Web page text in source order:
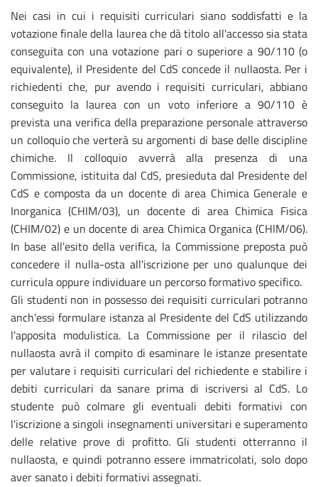
Nei casi in cui i requisiti curriculari siano soddisfatti e la
votazione finale della laurea che dà titolo all'accesso sia stata
conseguita con una votazione pari o superiore a 90/110 (o
equivalente), il Presidente del CdS concede il nullaosta. Per i
richiedenti che, pur avendo i requisiti curriculari, abbiano
conseguito la laurea con un voto inferiore a 90/110 è
prevista una verifica della preparazione personale attraverso
un colloquio che verterà su argomenti di base delle discipline
chimiche. Il colloquio avverrà alla presenza di una
Commissione, istituita dal CdS, presieduta dal Presidente del
CdS e composta da un docente di area Chimica Generale e
Inorganica (CHIM/03), un docente di area Chimica Fisica
(CHIM/02) e un docente di area Chimica Organica (CHIM/06).
In base all'esito della verifica, la Commissione preposta può
concedere il nulla-osta all'iscrizione per uno qualunque dei
curricula oppure individuare un percorso formativo specifico.
Gli studenti non in possesso dei requisiti curriculari potranno
anch'essi formulare istanza al Presidente del CdS utilizzando
l'apposita modulistica. La Commissione per il rilascio del
nullaosta avrà il compito di esaminare le istanze presentate
per valutare i requisiti curriculari del richiedente e stabilire i
debiti curriculari da sanare prima di iscriversi al CdS. Lo
studente può colmare gli eventuali debiti formativi con
l'iscrizione a singoli insegnamenti universitari e superamento
delle relative prove di profitto. Gli studenti otterranno il
nullaosta, e quindi potranno essere immatricolati, solo dopo
aver sanato i debiti formativi assegnati.